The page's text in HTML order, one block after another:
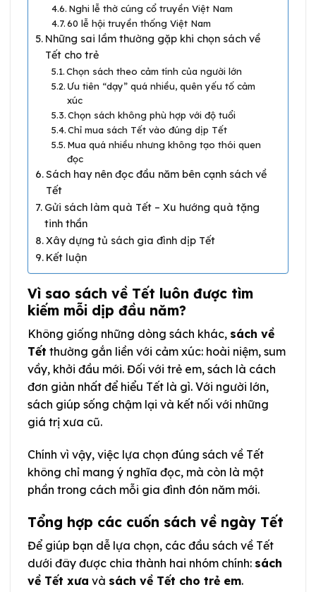
Nghi lễ thờ cúng cổ truyền Việt Nam
60 lễ hội truyền thống Việt Nam
Những sai lầm thường gặp khi chọn sách về
Tết cho trẻ
Chọn sách theo cảm tính của người lớn
Ưu tiên “dạy” quá nhiều, quên yếu tố cảm
xúc
Chọn sách không phù hợp với độ tuổi
Chỉ mua sách Tết vào đúng dịp Tết
Mua quá nhiều nhưng không tạo thói quen
đọc
Sách hay nên đọc đầu năm bên cạnh sách về
Tết
Gửi sách làm quà Tết – Xu hướng quà tặng
tinh thần
Xây dựng tủ sách gia đình dịp Tết
Kết luận
Vì sao sách về Tết luôn được tìm
kiếm mỗi dịp đầu năm?
Không giống những dòng sách khác, sách về
Tết thường gắn liền với cảm xúc: hoài niệm, sum
vầy, khởi đầu mới. Đối với trẻ em, sách là cách
đơn giản nhất để hiểu Tết là gì. Với người lớn,
sách giúp sống chậm lại và kết nối với những
giá trị xưa cũ.
Chính vì vậy, việc lựa chọn đúng sách về Tết
không chỉ mang ý nghĩa đọc, mà còn là một
phần trong cách mỗi gia đình đón năm mới.
Tổng hợp các cuốn sách về ngày Tết
Để giúp bạn dễ lựa chọn, các đầu sách về Tết
dưới đây được chia thành hai nhóm chính: sách
về Tết xưa và sách về Tết cho trẻ em.